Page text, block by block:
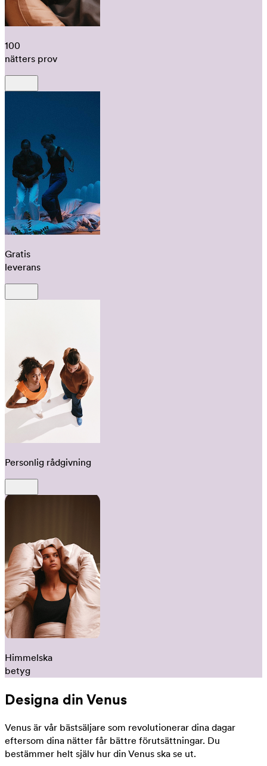
100
nätters prov
Gratis
leverans
Personlig rådgivning
Himmelska
betyg
Designa din Venus
Venus är vår bästsäljare som revolutionerar dina dagar
eftersom dina nätter får bättre förutsättningar. Du
bestämmer helt själv hur din Venus ska se ut.